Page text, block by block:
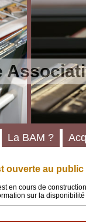
ouverte au
en cours de
sur la
La BAM ?